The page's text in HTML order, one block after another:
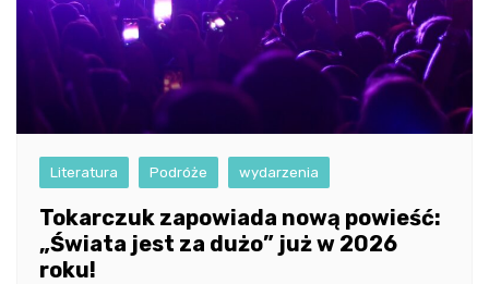
Literatura Podróże wydarzenia
Tokarczuk zapowiada nową powieść:
„Świata jest za dużo” już w 2026
roku!